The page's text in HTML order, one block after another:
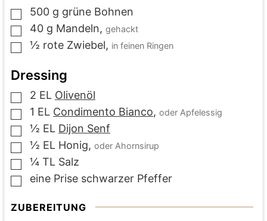
▢
500 g grüne Bohnen
▢
40 g Mandeln, gehackt
▢
½ rote Zwiebel, in feinen Ringen
Dressing
▢
2 EL Olivenöl
▢
1 EL Condimento Bianco, oder Apfelessig
▢
½ EL Dijon Senf
▢
½ EL Honig, oder Ahornsirup
▢
¼ TL Salz
▢
eine Prise schwarzer Pfeffer
ZUBEREITUNG